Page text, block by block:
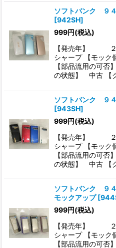
ソフトバンク ９
[942SH]
999円(税込)
【発売年】 ２
シャープ 【モッ
【部品流用の可
の状態】 中古 【
ソフトバンク ９
[943SH]
999円(税込)
【発売年】 ２
シャープ 【モッ
【部品流用の可
の状態】 中古 【
ソフトバンク ９
モックアップ [
999円(税込)
【発売年】 ２
シャープ 【モッ
【部品流用の可